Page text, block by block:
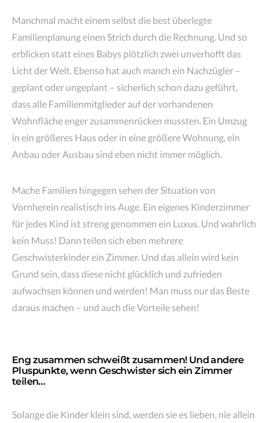
Manchmal macht einem selbst die best überlegte
Familienplanung einen Strich durch die Rechnung. Und so
erblicken statt eines Babys plötzlich zwei unverhofft das
Licht der Welt. Ebenso hat auch manch ein Nachzügler –
geplant oder ungeplant – sicherlich schon dazu geführt,
dass alle Familienmitglieder auf der vorhandenen
Wohnfläche enger zusammenrücken mussten. Ein Umzug
in ein größeres Haus oder in eine größere Wohnung, ein
Anbau oder Ausbau sind eben nicht immer möglich.
Mache Familien hingegen sehen der Situation von
Vornherein realistisch ins Auge. Ein eigenes Kinderzimmer
für jedes Kind ist streng genommen ein Luxus. Und wahrlich
kein Muss! Dann teilen sich eben mehrere
Geschwisterkinder ein Zimmer. Und das allein wird kein
Grund sein, dass diese nicht glücklich und zufrieden
aufwachsen können und werden! Man muss nur das Beste
daraus machen – und auch die Vorteile sehen!
Eng zusammen schweißt zusammen! Und andere
Pluspunkte, wenn Geschwister sich ein Zimmer
teilen…
Solange die Kinder klein sind, werden sie es lieben, nie allein